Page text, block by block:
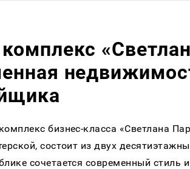
бизнес-класса «Светлана
состоит из двух
сочетается современный стиль